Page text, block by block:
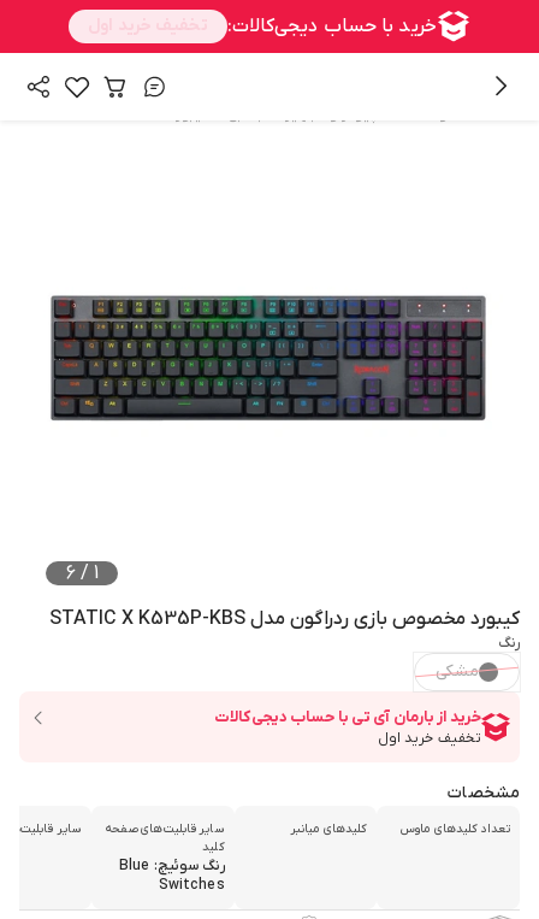
1
/
6
کیبورد مخصوص بازی ردراگون مدل STATIC X K535P-KBS
رنگ
مشکی
مشخصات
تعداد کلیدهای ماوس کلیدهای میانبر
سایر قابلیت‌های صفحه
کلید
رنگ سوئیچ: Blue
Switches
سایر